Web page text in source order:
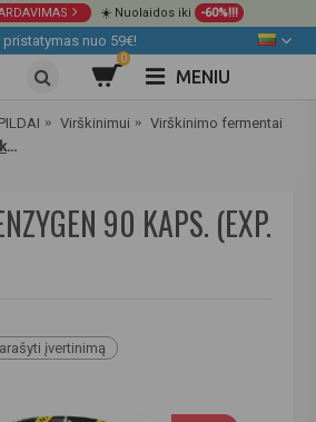
☀️ Nuolaidos iki -60%!!!
nuo 59€!
0
MENIU
Virškinimui
Virškinimo fermentai
AmixPro® EnzyGEN 90 kaps.
90 KAPS. (EXP.
įvertinimą